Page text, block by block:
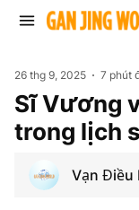
26 thg 9, 2025 7 phút
Sĩ Vương
trong lịch
Vạn Điều